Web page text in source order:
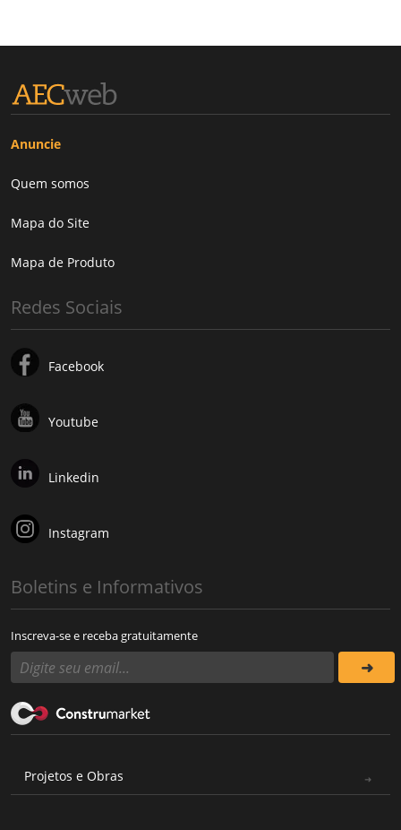
Anuncie
Quem somos
Mapa do Site
Mapa de Produto
Redes Sociais
Facebook
Youtube
Linkedin
Instagram
Boletins e Informativos
Inscreva-se e receba gratuitamente
Projetos e Obras